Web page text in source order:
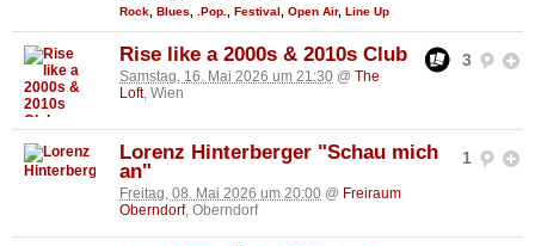
Rock Blues .Pop. Festival Open Air, Line Up
3
Rise like a 2000s & 2010s Club
Samstag, 16. Mai 2026 um 21:30 @ The
Loft, Wien
1
Lorenz Hinterberger "Schau mich
an"
Freitag, 08. Mai 2026 um 20:00 @ Freiraum
Oberndorf, Oberndorf